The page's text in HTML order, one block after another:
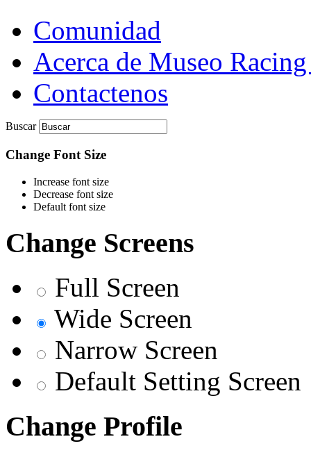
Comunidad
Acerca de Museo
Contactenos
Buscar
Change Font Size
Increase font size
Decrease font size
Default font size
Change Screens
Full Screen
Wide Screen
Narrow Screen
Default Setting Screen
Change Profile